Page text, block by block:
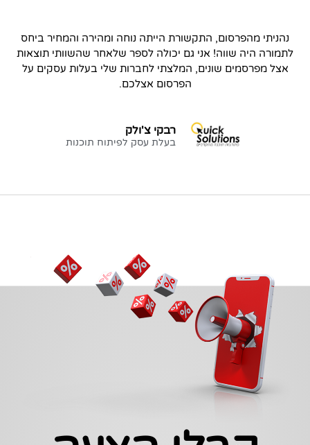
נהניתי מהפרסום, התקשורת הייתה נוחה ומהירה והמחיר ביחס
לתמורה היה שווה! אני גם יכולה לספר שלאחר שהשוותי תוצאות
אצל מפרסמים שונים, המלצתי לחברות שלי בעלות עסקים על
הפרסום אצלכם.
רבקי צ'ולק
בעלת עסק לפיתוח תוכנות